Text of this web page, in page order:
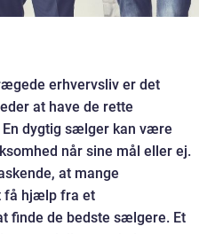
erhvervsliv er det
at have de rette
dygtig sælger kan være
når sine mål eller ej.
at mange
få hjælp fra et
finde de bedste sælgere. Et